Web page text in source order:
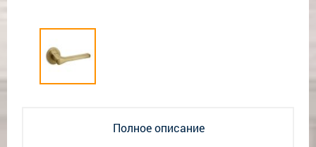
Полное описание